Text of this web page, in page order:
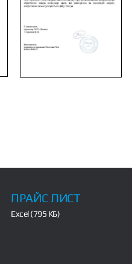
ПРАЙС ЛИСТ
Excel (795 КБ)